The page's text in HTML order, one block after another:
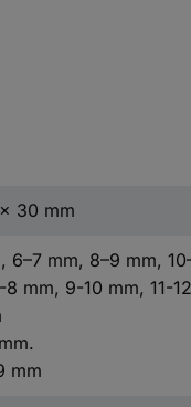
30 mm
mm, 8–9 mm,
mm, 9-10 mm, 11-
mm